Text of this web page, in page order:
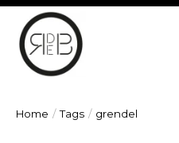
Home / Tags / grendel